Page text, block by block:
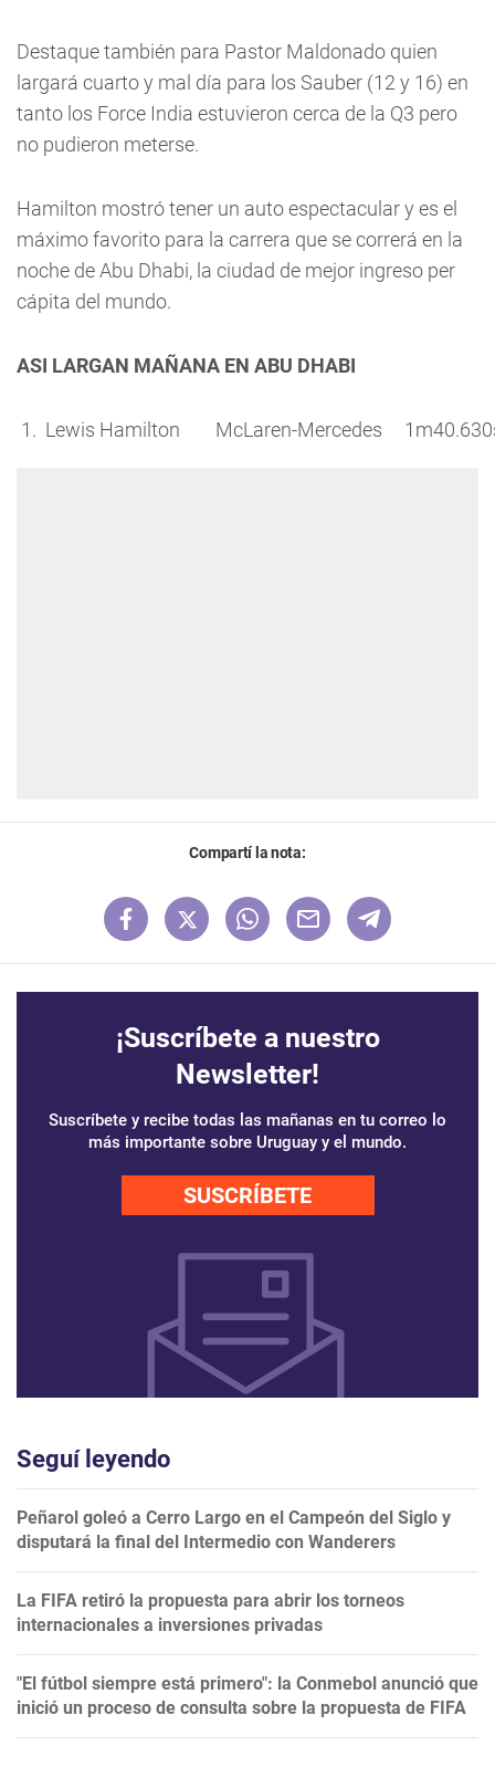
Destaque también para Pastor Maldonado quien
largará cuarto y mal día para los Sauber (12 y 16) en
tanto los Force India estuvieron cerca de la Q3 pero
no pudieron meterse.
Hamilton mostró tener un auto espectacular y es el
máximo favorito para la carrera que se correrá en la
noche de Abu Dhabi, la ciudad de mejor ingreso per
cápita del mundo.
ASI LARGAN MAÑANA EN ABU DHABI
1.  Lewis Hamilton        McLaren-Mercedes
Compartí la nota:
¡Suscríbete a nuestro
Newsletter!
Suscríbete y recibe todas las mañanas en tu correo lo
más importante sobre Uruguay y el mundo.
SUSCRÍBETE
Seguí leyendo
Peñarol goleó a Cerro Largo en el Campeón del Siglo y
disputará la final del Intermedio con Wanderers
La FIFA retiró la propuesta para abrir los torneos
internacionales a inversiones privadas
"El fútbol siempre está primero": la Conmebol anunció que
inició un proceso de consulta sobre la propuesta de FIFA